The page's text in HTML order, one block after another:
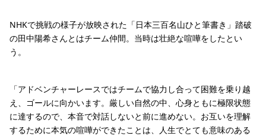
NHKで挑戦の様子が放映された「日本三百名山ひと筆書き」踏破
の田中陽希さんとはチーム仲間。当時は壮絶な喧嘩をしたとい
う。
「アドベンチャーレースではチームで協力し合って困難を乗り越
え、ゴールに向かいます。厳しい自然の中、心身ともに極限状態
に達するので、本音で対話しないと前に進めない。お互いを理解
するために本気の喧嘩ができたことは、人生でとても意味のある